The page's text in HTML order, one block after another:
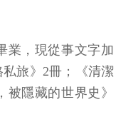
業，現從事文字加
旅》2冊；《清潔
隱藏的世界史》